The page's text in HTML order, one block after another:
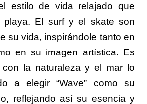
estilo de vida relajado que
playa. El surf y el skate son
su vida, inspirándole tanto en
en su imagen artística. Es
con la naturaleza y el mar lo
a elegir “Wave” como su
reflejando así su esencia y